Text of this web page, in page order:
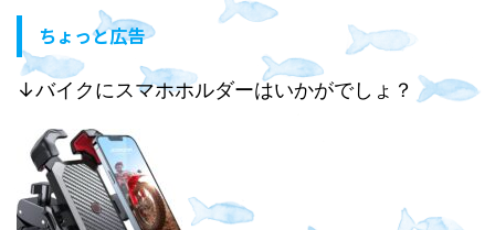
ちょっと広告
↓バイクにスマホホルダーはいかがでしょ？